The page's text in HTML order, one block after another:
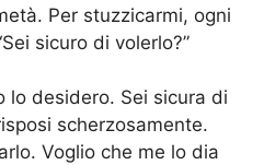
Per stuzzicarmi, ogni
sicuro di volerlo?”
lo desidero. Sei sicura di
scherzosamente.
Voglio che me lo dia